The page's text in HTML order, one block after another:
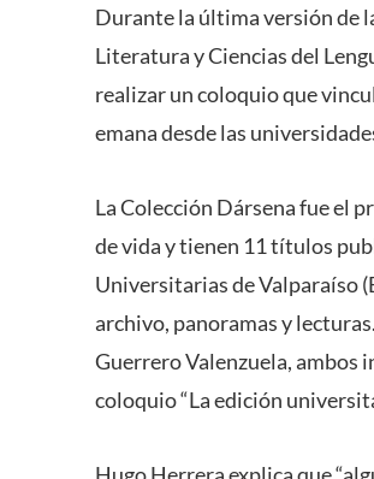
Durante la última versión de
Literatura y Ciencias del
realizar un coloquio que
emana desde las
La Colección Dársena fue el
de vida y tienen 11 títulos
Universitarias de Valparaíso
archivo, panoramas y
Guerrero Valenzuela, ambos
coloquio “La edición